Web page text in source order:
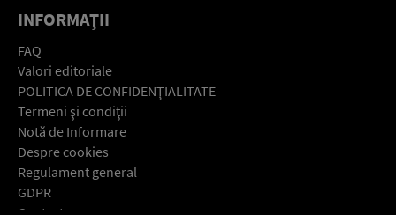
INFORMAŢII
FAQ
Valori editoriale
POLITICA DE CONFIDENŢIALITATE
Termeni şi condiţii
Notă de Informare
Despre cookies
Regulament general
GDPR